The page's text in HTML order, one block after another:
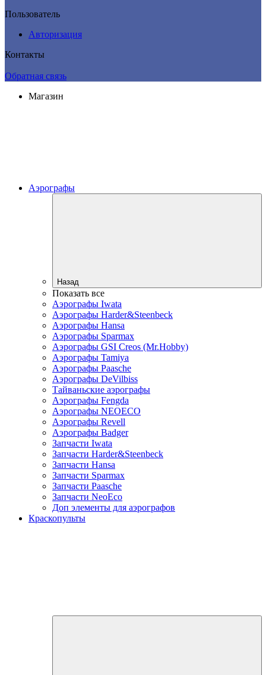
Пользователь
Авторизация
Контакты
Обратная связь
Магазин
Аэрографы
Назад
Показать все
Аэрографы Iwata
Аэрографы Harder&Steenbeck
Аэрографы Hansa
Аэрографы Sparmax
Аэрографы GSI Creos (Mr.Hobby)
Аэрографы Tamiya
Аэрографы Paasche
Аэрографы DeVilbiss
Тайваньские аэрографы
Аэрографы Fengda
Аэрографы NEOECO
Аэрографы Revell
Аэрографы Badger
Запчасти Iwata
Запчасти Harder&Steenbeck
Запчасти Hansa
Запчасти Sparmax
Запчасти Paasche
Запчасти NeoEco
Доп элементы для аэрографов
Краскопульты